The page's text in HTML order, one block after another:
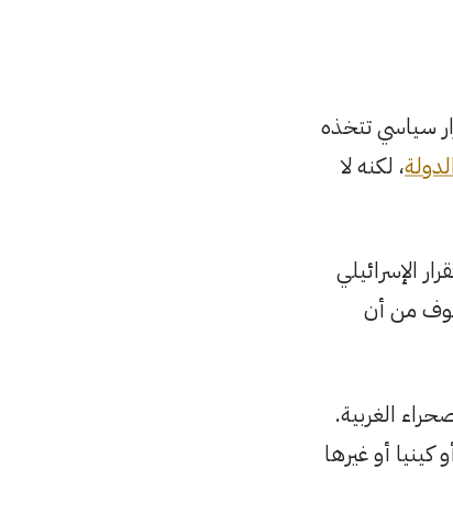
سياسي تتخذه
، لكنه لا
الإسرائيلي
من أن
الغربية.
أو غيرها